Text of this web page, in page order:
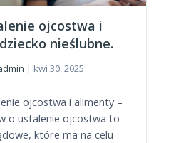
ojcostwa i
nieślubne.
| kwi 30, 2025
ojcostwa i alimenty –
o ustalenie ojcostwa to
które ma na celu